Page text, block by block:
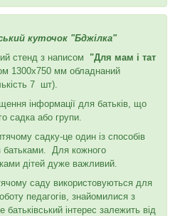
куточок "Бджілка"
стенд з написом "Для мам і тат
1300х750 мм обладнаний
7 шт).
інформації для батьків, що
садка або групи.
садку-це один із способів
батьками. Для кожного
дітей дуже важливий.
саду використовуються для
педагогів, знайомилися з
інтерес залежить від